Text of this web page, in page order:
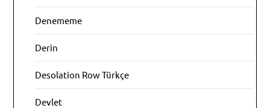
Denememe
Derin
Desolation Row Türkçe
Devlet